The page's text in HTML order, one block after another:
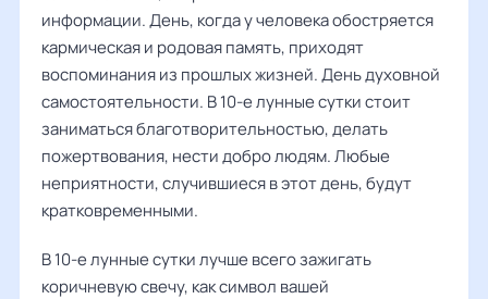
информации. День, когда у человека обостряется
кармическая и родовая память, приходят
воспоминания из прошлых жизней. День духовной
самостоятельности. В 10-е лунные сутки стоит
заниматься благотворительностью, делать
пожертвования, нести добро людям. Любые
неприятности, случившиеся в этот день, будут
кратковременными.
В 10-е лунные сутки лучше всего зажигать
коричневую свечу, как символ вашей